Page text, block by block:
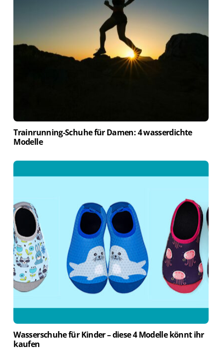
Trainrunning-Schuhe für Damen: 4 wasserdichte
Modelle
Wasserschuhe für Kinder – diese 4 Modelle könnt ihr
kaufen